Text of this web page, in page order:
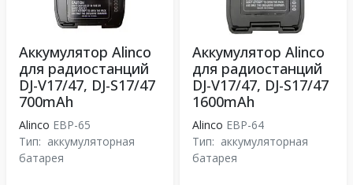
Аккумулятор Alinco
для радиостанций
DJ-V17/47, DJ-S17/47
700mAh
Alinco EBP-65
Тип: аккумуляторная
батарея
Аккумулятор Alinco
для радиостанций
DJ-V17/47, DJ-S17/47
1600mAh
Alinco EBP-64
Тип: аккумуляторная
батарея